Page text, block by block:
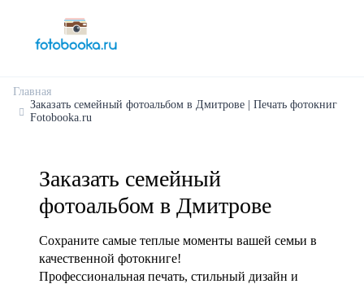
Главная
Заказать семейный фотоальбом в Дмитрове | Печать фотокниг
Fotobooka.ru
Заказать семейный
фотоальбом в Дмитрове
Сохраните самые теплые моменты вашей семьи в
качественной фотокниге!
Профессиональная печать, стильный дизайн и